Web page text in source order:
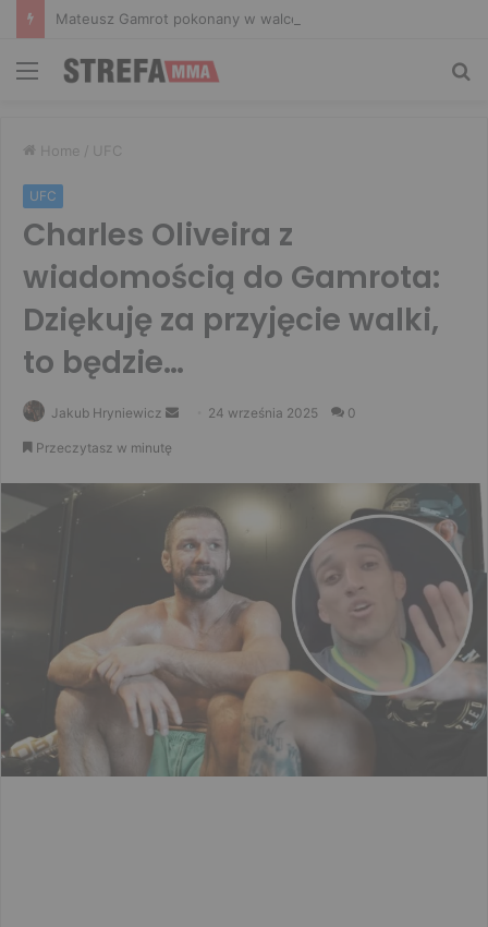
Menu
Home / UFC
UFC
Charles Oliveira z
wiadomością do Gamrota:
Dziękuję za przyjęcie walki,
to będzie…
Jakub Hryniewicz
Send 24 września 2025 0
Przeczytasz w minutę